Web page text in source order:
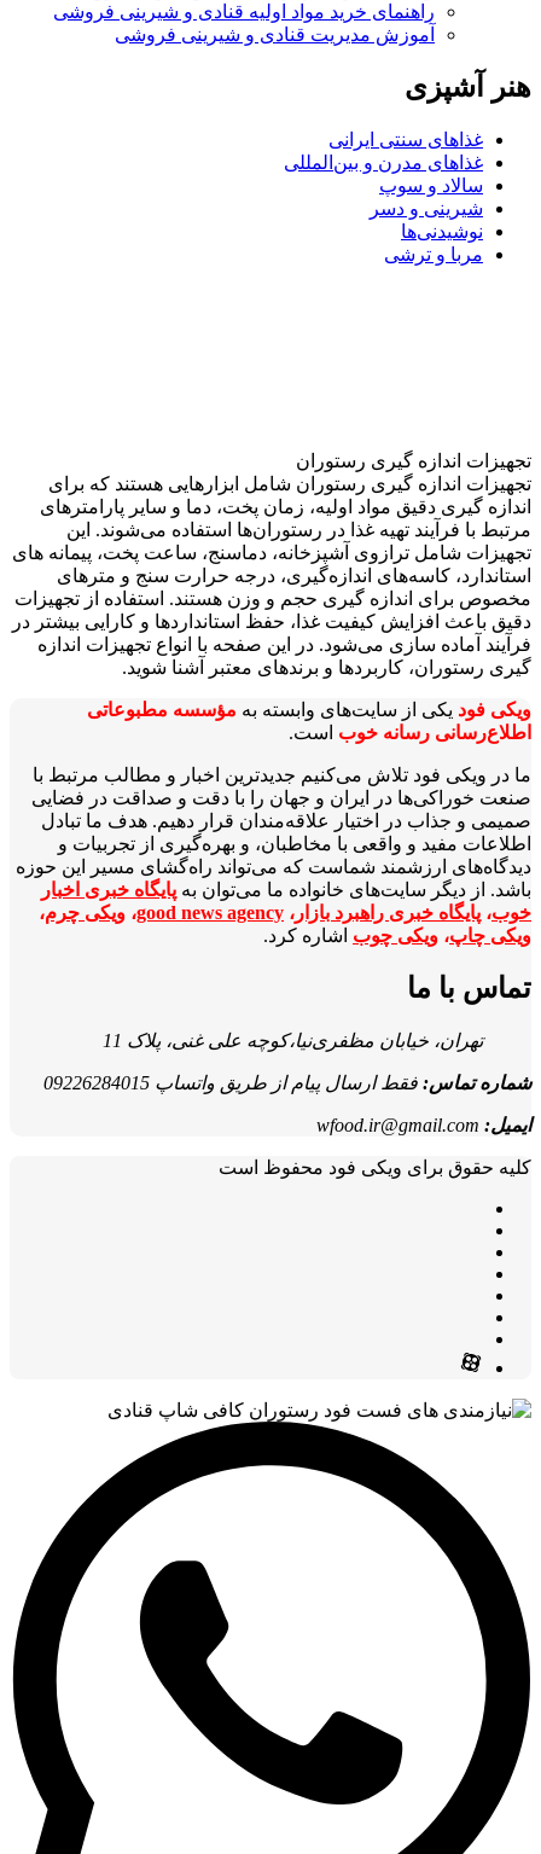
راهنمای خرید مواد اولیه قنادی و شیرینی فروشی
آموزش مدیریت قنادی و شیرینی فروشی
هنر آشپزی
غذاهای سنتی ایرانی
غذاهای مدرن و بین‌المللی
سالاد و سوپ
شیرینی و دسر
نوشیدنی‌ها
مربا و ترشی
تجهیزات اندازه‌ گیری رستوران‌
تجهیزات اندازه‌ گیری رستوران شامل ابزارهایی هستند که برای
اندازه‌ گیری دقیق مواد اولیه، زمان پخت، دما و سایر پارامترهای
مرتبط با فرآیند تهیه غذا در رستوران‌ها استفاده می‌شوند. این
تجهیزات شامل ترازوی آشپزخانه، دماسنج، ساعت پخت، پیمانه‌ های
استاندارد، کاسه‌های اندازه‌گیری، درجه حرارت‌ سنج و مترهای
مخصوص برای اندازه‌ گیری حجم و وزن هستند. استفاده از تجهیزات
دقیق باعث افزایش کیفیت غذا، حفظ استانداردها و کارایی بیشتر در
فرآیند آماده‌ سازی می‌شود. در این صفحه با انواع تجهیزات اندازه‌
گیری رستوران، کاربردها و برندهای معتبر آشنا شوید.
ویکی‌ فود یکی از سایت‌های وابسته به مؤسسه مطبوعاتی
اطلاع‌رسانی رسانه خوب است.
ما در ویکی‌ فود تلاش می‌کنیم جدیدترین اخبار و مطالب مرتبط با
صنعت خوراکی‌ها در ایران و جهان را با دقت و صداقت در فضایی
صمیمی و جذاب در اختیار علاقه‌مندان قرار دهیم. هدف ما تبادل
اطلاعات مفید و واقعی با مخاطبان، و بهره‌گیری از تجربیات و
دیدگاه‌های ارزشمند شماست که می‌تواند راه‌گشای مسیر این حوزه
باشد. از دیگر سایت‌های خانواده ما می‌توان به پایگاه خبری اخبار
خوب، پایگاه خبری راهبرد بازار ، good news agency، ویکی چرم،
ویکی چاپ، ویکی چوب اشاره کرد.
تماس با ما
تهران، خیابان مظفری‌نیا،کوچه علی غنی، پلاک 11
شماره تماس: فقط ارسال پیام از طریق واتساپ 09226284015
ایمیل: wfood.ir@gmail.com
کلیه حقوق برای ویکی فود محفوظ است